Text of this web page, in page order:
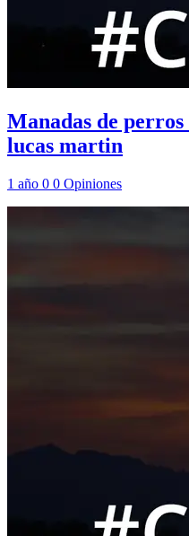
Manadas de
lucas martin
1 año 0 0 Opiniones